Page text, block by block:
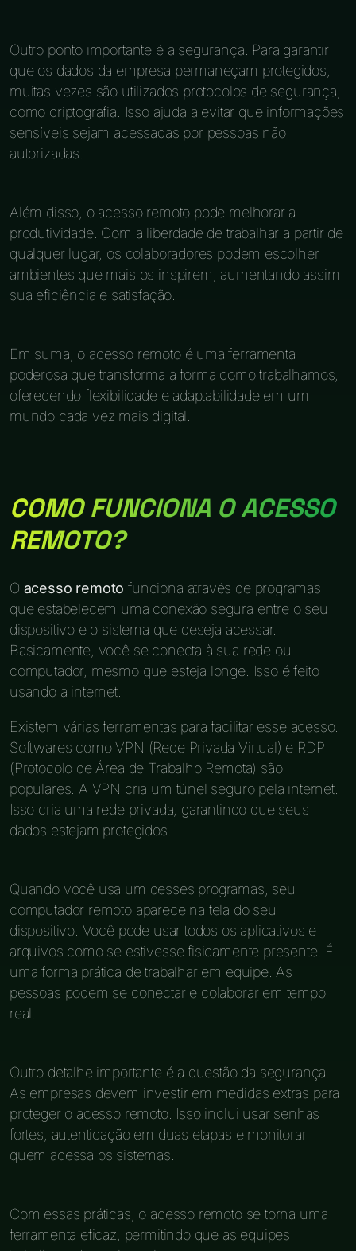
Outro ponto importante é a segurança. Para garantir
que os dados da empresa permaneçam protegidos,
muitas vezes são utilizados protocolos de segurança,
como criptografia. Isso ajuda a evitar que informações
sensíveis sejam acessadas por pessoas não
autorizadas.
Além disso, o acesso remoto pode melhorar a
produtividade. Com a liberdade de trabalhar a partir de
qualquer lugar, os colaboradores podem escolher
ambientes que mais os inspirem, aumentando assim
sua eficiência e satisfação.
Em suma, o acesso remoto é uma ferramenta
poderosa que transforma a forma como trabalhamos,
oferecendo flexibilidade e adaptabilidade em um
mundo cada vez mais digital.
COMO FUNCIONA O ACESSO
REMOTO?
O acesso remoto funciona através de programas
que estabelecem uma conexão segura entre o seu
dispositivo e o sistema que deseja acessar.
Basicamente, você se conecta à sua rede ou
computador, mesmo que esteja longe. Isso é feito
usando a internet.
Existem várias ferramentas para facilitar esse acesso.
Softwares como VPN (Rede Privada Virtual) e RDP
(Protocolo de Área de Trabalho Remota) são
populares. A VPN cria um túnel seguro pela internet.
Isso cria uma rede privada, garantindo que seus
dados estejam protegidos.
Quando você usa um desses programas, seu
computador remoto aparece na tela do seu
dispositivo. Você pode usar todos os aplicativos e
arquivos como se estivesse fisicamente presente. É
uma forma prática de trabalhar em equipe. As
pessoas podem se conectar e colaborar em tempo
real.
Outro detalhe importante é a questão da segurança.
As empresas devem investir em medidas extras para
proteger o acesso remoto. Isso inclui usar senhas
fortes, autenticação em duas etapas e monitorar
quem acessa os sistemas.
Com essas práticas, o acesso remoto se torna uma
ferramenta eficaz, permitindo que as equipes